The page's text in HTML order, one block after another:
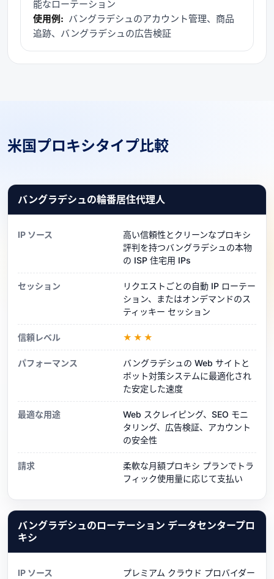
能なローテーション
使用例: バングラデシュのアカウント管理、商品
追跡、バングラデシュの広告検証
米国プロキシタイプ比較
バングラデシュの輪番居住代理人
IP ソース
高い信頼性とクリーンなプロキシ
評判を持つバングラデシュの本物
の ISP 住宅用 IPs
セッション
リクエストごとの自動 IP ローテー
ション、またはオンデマンドのス
ティッキー セッション
信頼レベル ★★★
パフォーマンス
バングラデシュの Web サイトと
ボット対策システムに最適化され
た安定した速度
最適な用途
Web スクレイピング、SEO モニ
タリング、広告検証、アカウント
の安全性
請求
柔軟な月額プロキシ プランでトラ
フィック使用量に応じて支払い
バングラデシュのローテーション データセンタープロ
キシ
IP ソース プレミアム クラウド プロバイダー